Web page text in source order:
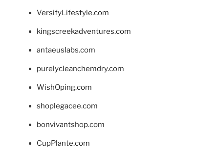
VersifyLifestyle.com
kingscreekadventures.com
antaeuslabs.com
purelycleanchemdry.com
WishOping.com
shoplegacee.com
bonvivantshop.com
CupPlante.com